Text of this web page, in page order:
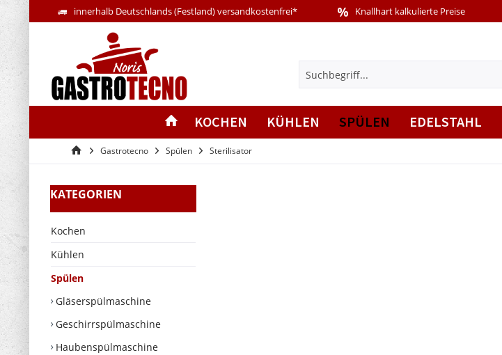
innerhalb Deutschlands (Festland) versandkostenfrei* Knallhart kalkulierte Preise
KOCHEN KÜHLEN SPÜLEN EDELSTAHL
Gastrotecno Spülen Sterilisator
KATEGORIEN
Kochen
Kühlen
Spülen
Gläserspülmaschine
Geschirrspülmaschine
Haubenspülmaschine